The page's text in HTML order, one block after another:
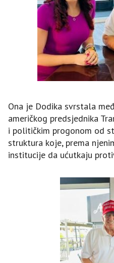
Ona je Dodika svrstala
američkog predsjednika
i političkim progonom od
struktura koje, prema
institucije da ućutkaju